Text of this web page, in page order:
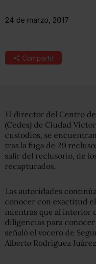
24 de marzo, 2017
Compartir
El director del Centro
(Cedes) de Ciudad
custodios, se
tras la fuga de 29
salir del reclusorio, de
recapturados.
Las autoridades
conocer con exactitud
mientras que al interior
diligencias para conocer
señaló el vocero de
Alberto Rodríguez